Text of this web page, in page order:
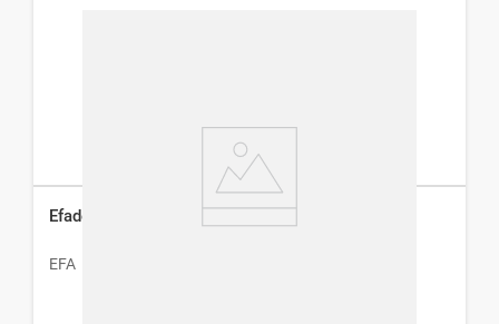
Efaderm Crema Dérmica x 15 g
EFA